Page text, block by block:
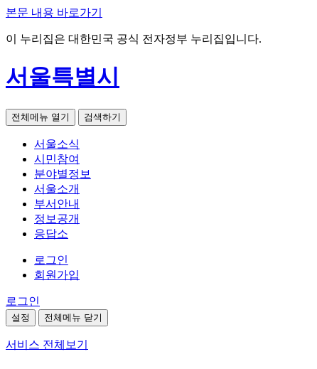
본문 내용 바로가기
이 누리집은 대한민국 공식 전자정부 누리집입니다.
서울특별시
전체메뉴 열기 검색하기
서울소식
시민참여
분야별정보
서울소개
부서안내
정보공개
응답소
로그인
회원가입
로그인
설정 전체메뉴 닫기
서비스 전체보기